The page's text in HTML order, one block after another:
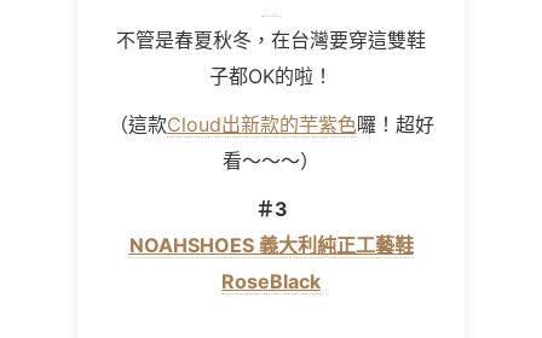
不管是春夏秋冬，在台灣要穿這雙鞋
子都OK的啦！
（這款Cloud出新款的芋紫色囉！超好
看～～～）
＃3
NOAHSHOES 義大利純正工藝鞋
RoseBlack